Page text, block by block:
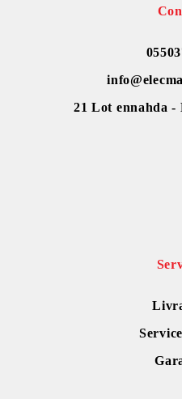
21 Lot ennahda